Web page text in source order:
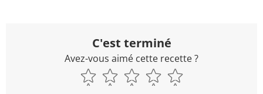
C'est terminé
Avez-vous aimé cette recette ?